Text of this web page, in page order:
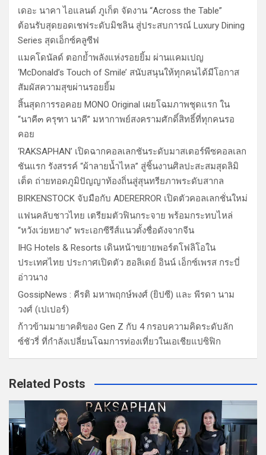
เดอะ นาคา ไอแลนด์ ภูเก็ต จัดงาน “Across the Table”
ต้อนรับสุดยอดเชฟระดับมิชลิน สู่ประสบการณ์ Luxury Dining
Series สุดเอ็กซ์คลูซีฟ
แมคโดนัลด์ ตอกย้ำพลังแห่งรอยยิ้ม ผ่านแคมเปญ
‘McDonald’s Touch of Smile’ สนับสนุนให้ทุกคนได้มีโอกาส
สัมผัสความสุขผ่านรอยยิ้ม
สิ้นสุดการรอคอย MONO Original เผยโฉมภาพชุดแรก ใน
“นาคี๓ ครุฑา นาคี” มหากาพย์สงครามศักดิ์สิทธิ์ที่ทุกคนรอ
คอย
‘RAKSAPHAN’ เปิดฉากคอลเลกชันระดับมาสเตอร์พีซคอลเลก
ชันแรก รังสรรค์ “ผ้าลายน้ำไหล” สู่ชิ้นงานศิลปะสะสมสุดลิมิ
เต็ด ถ่ายทอดภูมิปัญญาท้องถิ่นสู่สุนทรียภาพระดับสากล
BIRKENSTOCK จับมือกับ ADERERROR เปิดตัวคอลเลกชั่นใหม่
แฟนคลับชาวไทย เตรียมตัวฟินกระจาย พร้อมกระทบไหล่
“หวังเว่ยหยาง” พระเอกซีรีส์แนวตั้งชื่อดังจากจีน
IHG Hotels & Resorts เดินหน้าขยายพอร์ตโฟลิโอใน
ประเทศไทย ประกาศเปิดตัว ฮอลิเดย์ อินน์ เอ็กซ์เพรส กระบี่
อ่าวนาง
GossipNews : คีรติ มหาพฤกษ์พงศ์ (ยิปซี) และ พีรดา นาม
วงศ์ (เปเปอร์)
ก้าวข้ามมายาคติของ Gen Z กับ 4 กรอบความคิดระดับลัก
ซ์ชัวรี่ ที่กำลังเปลี่ยนโฉมการท่องเที่ยวในเอเชียแปซิฟิก
Related Posts